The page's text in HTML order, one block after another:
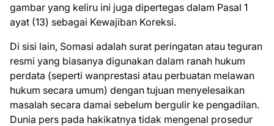
gambar yang keliru ini juga dipertegas dalam Pasal 1
ayat (13) sebagai Kewajiban Koreksi.
Di sisi lain, Somasi adalah surat peringatan atau teguran
resmi yang biasanya digunakan dalam ranah hukum
perdata (seperti wanprestasi atau perbuatan melawan
hukum secara umum) dengan tujuan menyelesaikan
masalah secara damai sebelum bergulir ke pengadilan.
Dunia pers pada hakikatnya tidak mengenal prosedur